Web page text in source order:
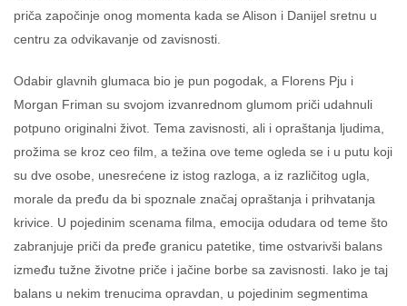
priča započinje onog momenta kada se Alison i Danijel sretnu u
centru za odvikavanje od zavisnosti.
Odabir glavnih glumaca bio je pun pogodak, a Florens Pju i
Morgan Friman su svojom izvanrednom glumom priči udahnuli
potpuno originalni život. Tema zavisnosti, ali i opraštanja ljudima,
prožima se kroz ceo film, a težina ove teme ogleda se i u putu koji
su dve osobe, unesrećene iz istog razloga, a iz različitog ugla,
morale da pređu da bi spoznale značaj opraštanja i prihvatanja
krivice. U pojedinim scenama filma, emocija odudara od teme što
zabranjuje priči da pređe granicu patetike, time ostvarivši balans
između tužne životne priče i jačine borbe sa zavisnosti. Iako je taj
balans u nekim trenucima opravdan, u pojedinim segmentima